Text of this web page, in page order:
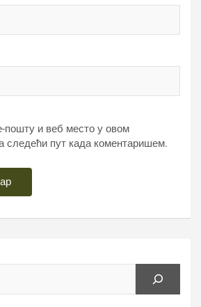
пошту и веб место у овом
следећи пут када коментаришем.